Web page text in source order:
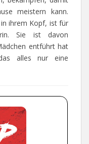
meistern kann.
ihrem Kopf, ist für
Sie ist davon
entführt hat
alles nur eine